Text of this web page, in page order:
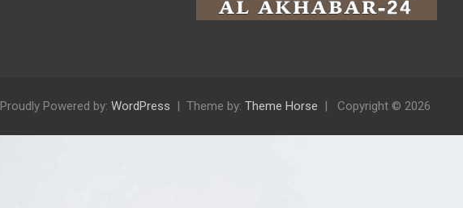
Copyright © 2026
Theme by: Theme Horse
Proudly Powered by: WordPress